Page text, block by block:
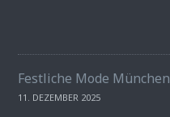
Festliche Mode München
11. DEZEMBER 2025